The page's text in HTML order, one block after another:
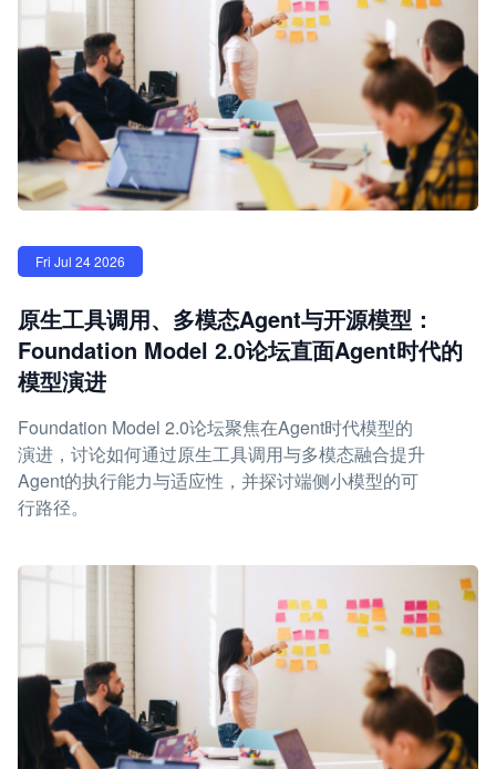
Fri Jul 24 2026
原生工具调用、多模态Agent与开源模型：
Foundation Model 2.0论坛直面Agent时代的
模型演进
Foundation Model 2.0论坛聚焦在Agent时代模型的
演进，讨论如何通过原生工具调用与多模态融合提升
Agent的执行能力与适应性，并探讨端侧小模型的可
行路径。